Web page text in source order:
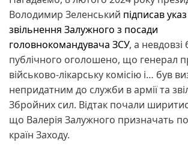
Володимир Зеленський підписав
звільнення Залужного з посади
головнокомандувача ЗСУ, а невдовзі
публічного оголошено, що генерал
військово-лікарську комісію і… був
непридатним до служби в армії та
Збройних сил. Відтак почали
що Валерія Залужного призначать
країн Заходу.